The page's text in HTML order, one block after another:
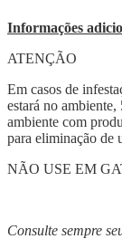
Informações
ATENÇÃO
Em casos de
estará no ambiente,
ambiente com
para eliminação de
NÃO USE EM
Consulte sempre